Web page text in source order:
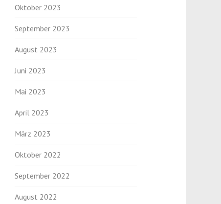
Oktober 2023
September 2023
August 2023
Juni 2023
Mai 2023
April 2023
März 2023
Oktober 2022
September 2022
August 2022